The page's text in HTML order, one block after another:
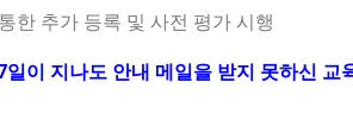
한 추가 등록 및 사전 평가 시행
이 지나도 안내 메일을 받지 못하신